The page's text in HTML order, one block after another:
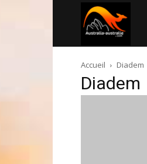
Accueil Diadem
Diadem